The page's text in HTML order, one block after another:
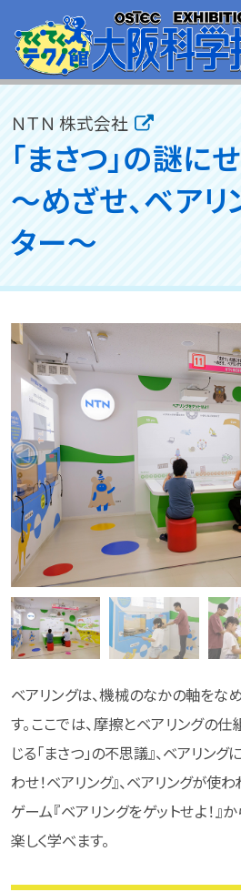
ＮＴＮ 株式会社
「まさつ」の謎に
～めざせ、ベアリ
ター～
ベアリングは、機械のなかの軸をな
す。ここでは、摩擦とベアリングの
じる「まさつ」の不思議』、ベアリン
わせ！ベアリング』、ベアリングが使
ゲーム『ベアリングをゲットせよ！』
楽しく学べます。